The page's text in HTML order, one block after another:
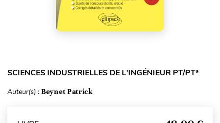
SCIENCES INDUSTRIELLES DE L'INGÉNIEUR PT/PT*
Auteur(s) : Beynet Patrick